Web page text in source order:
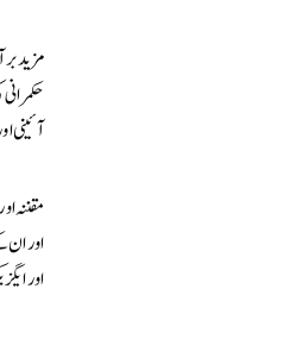
مزید
آئینی
مقننہ
اور ان
اور